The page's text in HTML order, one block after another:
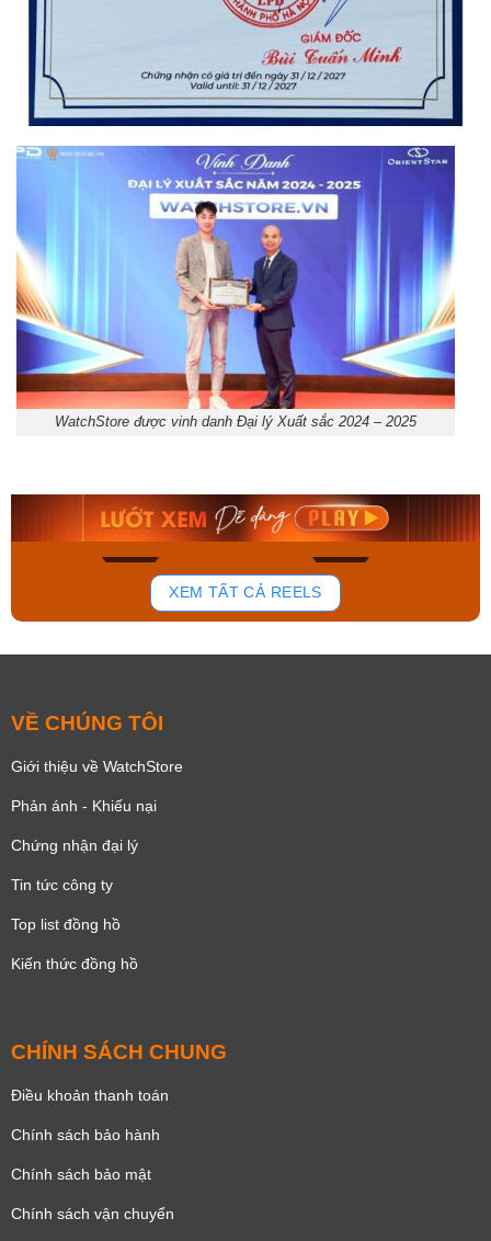
WatchStore được vinh danh Đại lý Xuất sắc 2024 – 2025
156
Mua ngay Mua ngay
XEM TẤT CẢ REELS
VỀ CHÚNG TÔI
Giới thiệu về WatchStore
Phản ánh - Khiếu nại
Chứng nhận đại lý
Tin tức công ty
Top list đồng hồ
Kiến thức đồng hồ
CHÍNH SÁCH CHUNG
Điều khoản thanh toán
Chính sách bảo hành
Chính sách bảo mật
Chính sách vận chuyển